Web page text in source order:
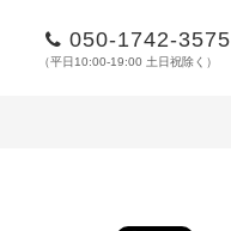
050-1742-3575
（平日10:00-19:00 土日祝除く）